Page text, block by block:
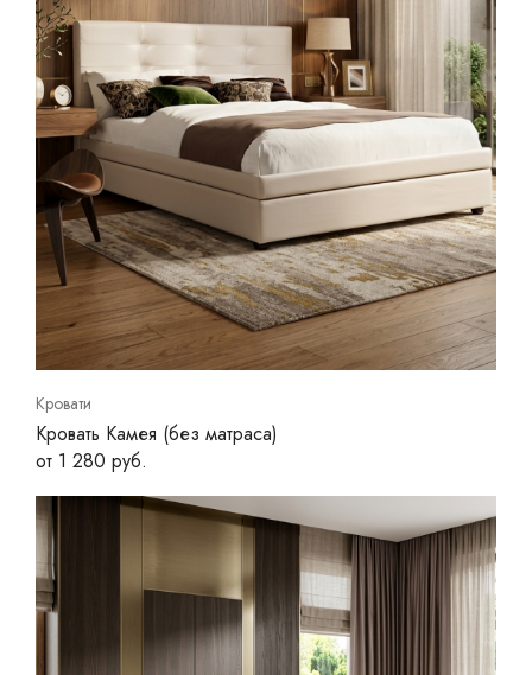
Кровати
Кровать Камея (без матраса)
от 1 280 руб.